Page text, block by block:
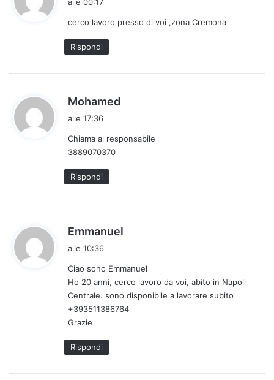
e
cerco lavoro presso di voi ,zona Cremona
Rispondi
Mohamed
e
alle 17:36
Chiama al responsabile
3889070370
Rispondi
Emmanuel
e
t
o
alle 10:36
Ciao sono Emmanuel
Ho 20 anni, cerco lavoro da voi, abito in Napoli
Centrale. sono disponibile a lavorare subito
+393511386764
Grazie
Rispondi